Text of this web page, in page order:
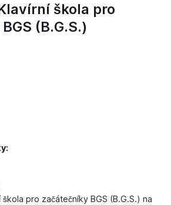
škola pro
(B.G.S.)
škola pro začátečníky BGS (B.G.S.) na